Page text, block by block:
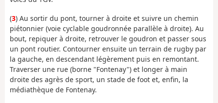
(3) Au sortir du pont, tourner à droite et suivre un chemin
piétonnier (voie cyclable goudronnée parallèle à droite). Au
bout, repiquer à droite, retrouver le goudron et passer sous
un pont routier. Contourner ensuite un terrain de rugby par
la gauche, en descendant légèrement puis en remontant.
Traverser une rue (borne "Fontenay") et longer à main
droite des agrès de sport, un stade de foot et, enfin, la
médiathèque de Fontenay.